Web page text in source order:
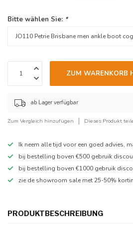
Bitte wählen Sie: *
ZUM WARENKORB
ab Lager verfügbar
Zum Vergleich hinzufügen Dieses Produkt
Ik neem alle tijd voor een goed advies,
bij bestelling boven €500 gebruik
bij bestelling boven €1000 gebruik
zie de showroom sale met 25-50%
PRODUKTBESCHREIBUNG